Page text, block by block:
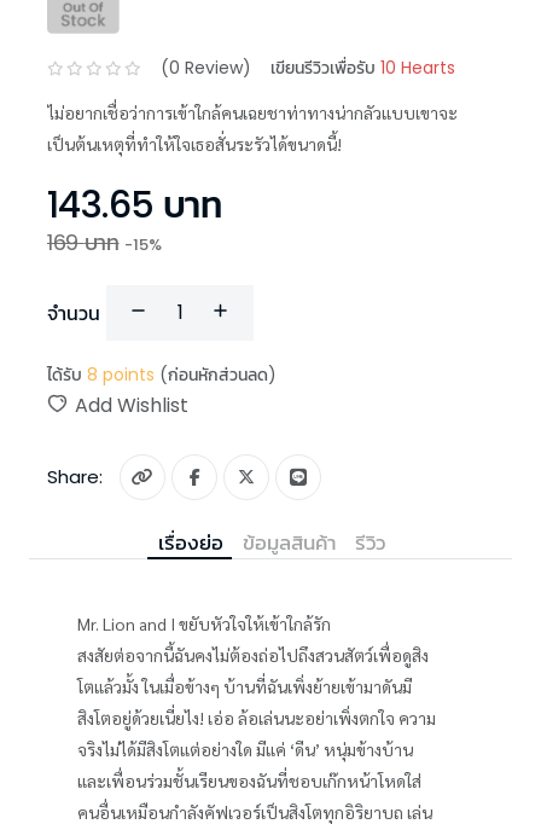
(0 Review) เขียนรีวิวเพื่อรับ 10 Hearts
ไม่อยากเชื่อว่าการเข้าใกล้คนเฉยชาท่าทางน่ากลัวแบบเขาจะ
เป็นต้นเหตุที่ทำให้ใจเธอสั่นระรัวได้ขนาดนี้!
143.65 บาท
169บาท -15%
จำนวน
ได้รับ 8 points (ก่อนหักส่วนลด)
Add Wishlist
Share:
เรื่องย่อ ข้อมูลสินค้า รีวิว
Mr. Lion and I ขยับหัวใจให้เข้าใกล้รัก
สงสัยต่อจากนี้ฉันคงไม่ต้องถ่อไปถึงสวนสัตว์เพื่อดูสิง
โตแล้วมั้ง ในเมื่อข้างๆ บ้านที่ฉันเพิ่งย้ายเข้ามาดันมี
สิงโตอยู่ด้วยเนี่ยไง! เอ่อ ล้อเล่นนะอย่าเพิ่งตกใจ ความ
จริงไม่ได้มีสิงโตแต่อย่างใด มีแค่ ‘ดีน’ หนุ่มข้างบ้าน
และเพื่อนร่วมชั้นเรียนของฉันที่ชอบเก๊กหน้าโหดใส่
คนอื่นเหมือนกำลังคัฟเวอร์เป็นสิงโตทุกอิริยาบถ เล่น